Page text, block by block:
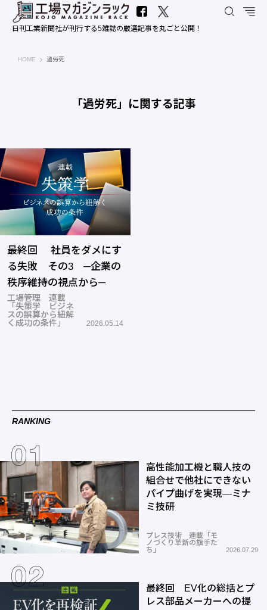
日刊工業新聞社が刊行する5雑誌の厳選記事を丸ごと公開！
HOME 工場マガジンラック｜日刊工業新聞社
過労死
「過労死」に関する記事
最終回 社員をダメにす
る失敗 その3 ─企業の
秩序維持の視点から─
工場管理 連載
「失策学 ビジネ
スの誤算から紐解
く成功の条件」
2026.05.14
RANKING
高性能加工機と職人技の
組合せで他社にできない
パイプ曲げを実現―ミナ
ミ技研
プレス技術 連載「モ
ノづくり革新の旗手た
ち」
2026.07.29
最終回 EV化の総括とプ
レス部品メーカーへの提